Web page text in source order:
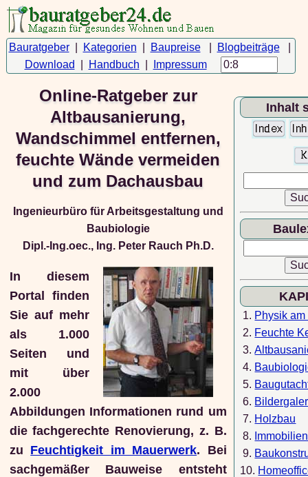
Bauratgeber| Kategorien Baupreise| Blogbeiträge|
Download
Handbuch Impressum
Online-Ratgeber zur
Altbausanierung,
Wandschimmel entfernen,
feuchte Wände vermeiden
und zum Dachausbau
Ingenieurbüro für Arbeitsgestaltung und
Baubiologie
Dipl.-Ing.oec., Ing. Peter Rauch Ph.D.
In diesem
Portal finden
Sie auf mehr
als 1.000
Seiten und
mit über
2.000
Abbildungen Informationen rund um
die fachgerechte Renovierung, z. B.
zu Feuchtigkeit im Mauerwerk. Bei
sachgemäßer Bauweise entsteht
Inhalt
1. Physik
2. Feuchte
3.
4.
5.
6.
7. Holzbau
8. Immobilien
9.
10.